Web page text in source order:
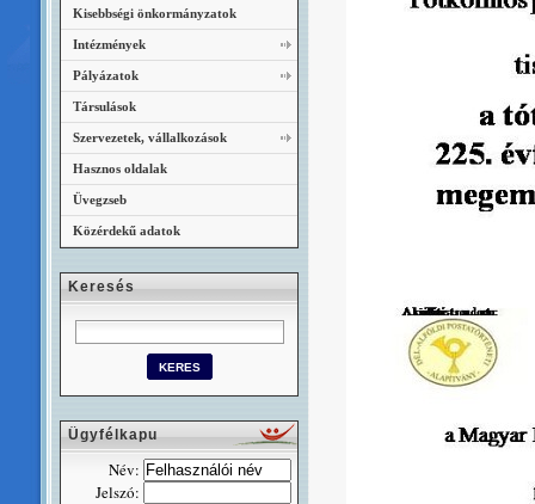
Kisebbségi önkormányzatok
Intézmények
Pályázatok
Társulások
Szervezetek, vállalkozások
Hasznos oldalak
Üvegzseb
Közérdekű adatok
Keresés
Ügyfélkapu
Név:
Jelszó: